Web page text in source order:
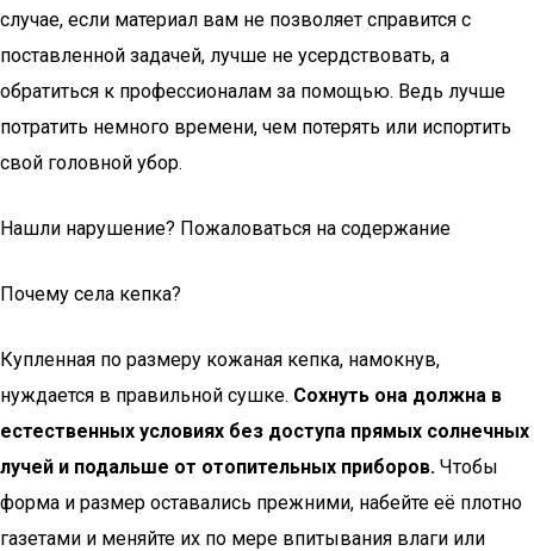
случае, если материал вам не позволяет справится с
поставленной задачей, лучше не усердствовать, а
обратиться к профессионалам за помощью. Ведь лучше
потратить немного времени, чем потерять или испортить
свой головной убор.
Нашли нарушение? Пожаловаться на содержание
Почему села кепка?
Купленная по размеру кожаная кепка, намокнув,
нуждается в правильной сушке. Сохнуть она должна в
естественных условиях без доступа прямых солнечных
лучей и подальше от отопительных приборов. Чтобы
форма и размер оставались прежними, набейте её плотно
газетами и меняйте их по мере впитывания влаги или